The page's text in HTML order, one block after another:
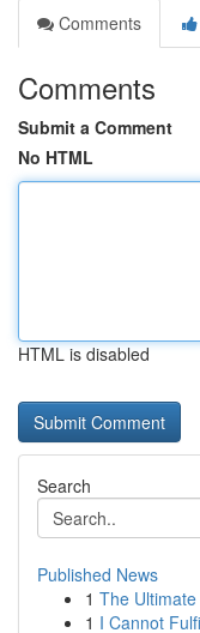
Comments
Comments
Submit a Comment
No HTML
HTML is disabled
Search
Published News
1 The
1 I Cannot